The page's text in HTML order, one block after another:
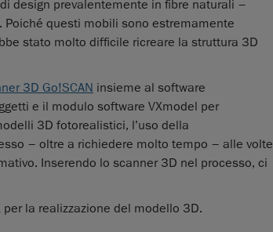
design prevalentemente in fibre naturali –
Poiché questi mobili sono estremamente
stato molto difficile ricreare la struttura 3D
3D Go!SCAN insieme al software
e il modulo software VXmodel per
3D fotorealistici, l’uso della
– oltre a richiedere molto tempo – alle volte
Inserendo lo scanner 3D nel processo, ci
la realizzazione del modello 3D.